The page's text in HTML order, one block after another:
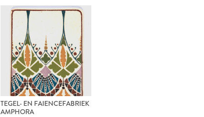
TEGEL- EN FAIENCEFABRIEK
AMPHORA